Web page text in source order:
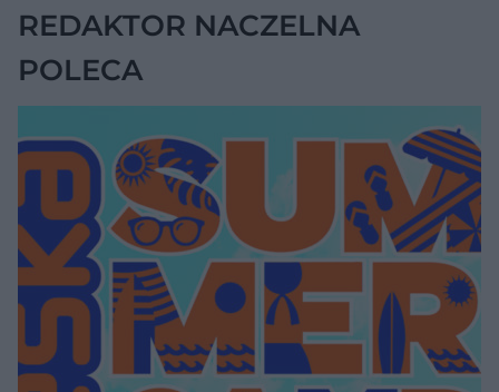
REDAKTOR NACZELNA
POLECA